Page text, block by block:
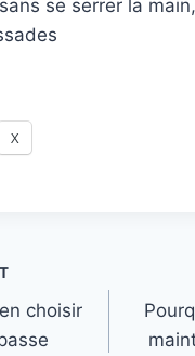
se serrer la
X
choisir